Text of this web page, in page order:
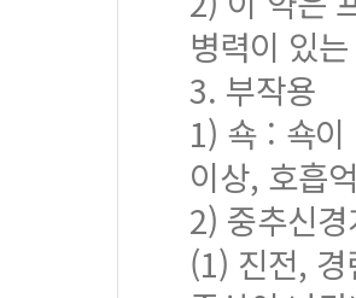
병력이 있
3. 부작용
1) 쇽 : 쇽이
이상, 호흡
2) 중추신경
(1) 진전,